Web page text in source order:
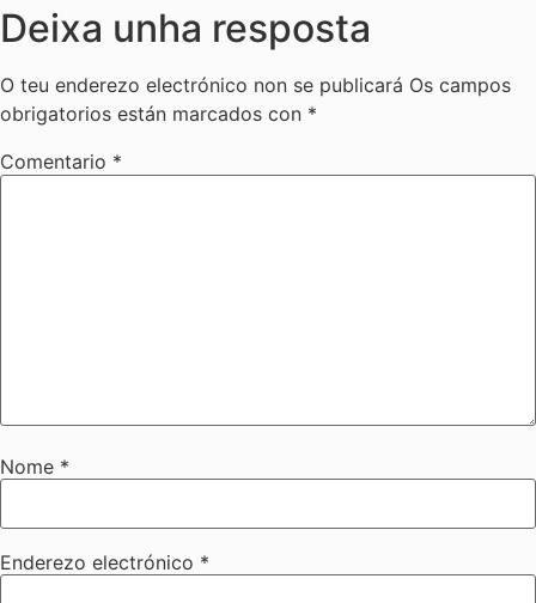
Deixa unha resposta
O teu enderezo electrónico non se publicará Os campos
obrigatorios están marcados con *
Comentario *
Nome *
Enderezo electrónico *